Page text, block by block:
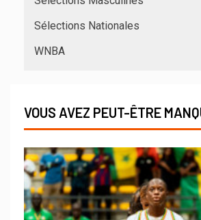
Sélections Nationales
WNBA
VOUS AVEZ PEUT-ÊTRE